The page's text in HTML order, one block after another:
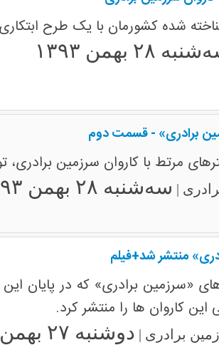
شده کشورمان با یک طرح
۲۸ بهمن ۱۳۹۳
برادری» - قسمت دوم
مرتط با کاروان سرزمین
| سه‌شنبه ۲۸ بهمن ۱۳۹۳
منتشر شد+فیلم
«سرزمین برادری» که در پایان
کاروان ها را منتشر کرد.
برادری | دوشنبه ۲۷ بهمن ۱۳۹۳